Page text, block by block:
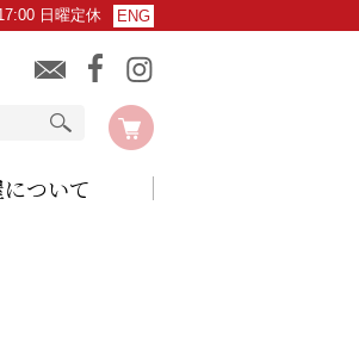
日曜定休 ENG
ついて